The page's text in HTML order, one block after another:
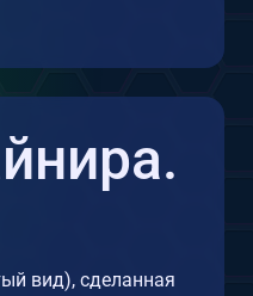
вид), сделанная